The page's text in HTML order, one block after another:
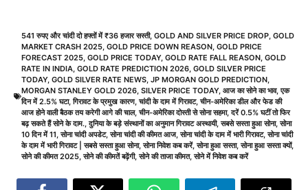
541 रुपए और चांदी दो हफ्तों में ₹36 हजार सस्ती, GOLD AND SILVER PRICE DROP, GOLD
MARKET CRASH 2025, GOLD PRICE DOWN REASON, GOLD PRICE
FORECAST 2025, GOLD PRICE TODAY, GOLD RATE FALL REASON, GOLD
RATE IN INDIA, GOLD RATE PREDICTION 2026, GOLD SILVER PRICE
TODAY, GOLD SILVER RATE NEWS, JP MORGAN GOLD PREDICTION,
MORGAN STANLEY GOLD 2026, SILVER PRICE TODAY, आज का सोने का भाव,एक
दिन में 2.5% घटा,गिरावट के प्रमुख कारण,चांदी के दाम में गिरावट,चीन-अमेरिका डील और फेड की
आज होने वाली बैठक तय करेगी आगे की चाल,चीन-अमेरिका दोस्ती से सोना सहमा,दरें 0.5% घटीं तो फिर
बढ़ सकते हैं सोने के दाम.,दुनिया के बड़े संस्थानों का अनुमान गिरावट अस्थायी,सबसे सस्ता हुआ सोना,सोना
10 दिन में 11,सोना चांदी अपडेट,सोना चांदी की कीमत आज,सोना चांदी के दाम में भारी गिरावट,सोना चांदी
के दाम में भारी गिरावट | सबसे सस्ता हुआ सोना,सोना निवेश कब करें,सोना हुआ सस्ता,सोना हुआ सस्ता क्यों,
सोने की कीमत 2025,सोने की कीमतें बढ़ेंगी,सोने की ताजा कीमत,सोने में निवेश कब करें